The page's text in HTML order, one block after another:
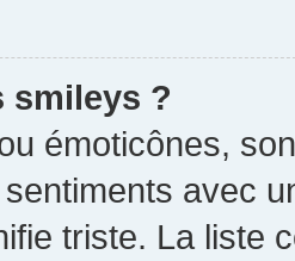
smileys ?
émoticônes,
avec
triste. La liste